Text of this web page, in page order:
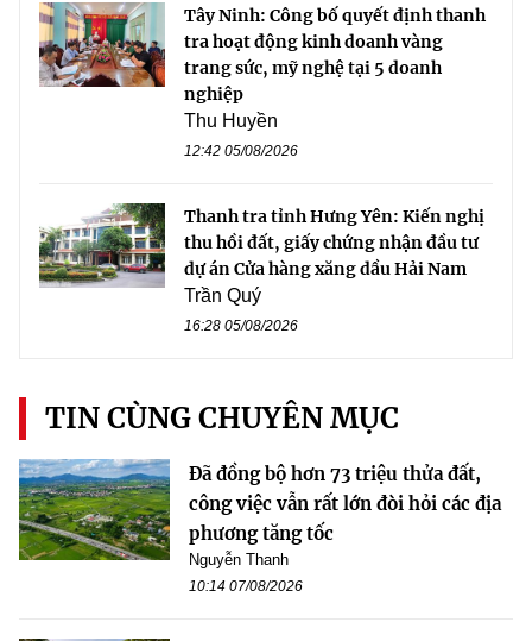
Tây Ninh: Công bố quyết định thanh
tra hoạt động kinh doanh vàng
trang sức, mỹ nghệ tại 5 doanh
nghiệp
Thu Huyền
12:42 05/08/2026
Thanh tra tỉnh Hưng Yên: Kiến nghị
thu hồi đất, giấy chứng nhận đầu tư
dự án Cửa hàng xăng dầu Hải Nam
Trần Quý
16:28 05/08/2026
TIN CÙNG CHUYÊN MỤC
Đã đồng bộ hơn 73 triệu thửa đất,
công việc vẫn rất lớn đòi hỏi các địa
phương tăng tốc
Nguyễn Thanh
10:14 07/08/2026